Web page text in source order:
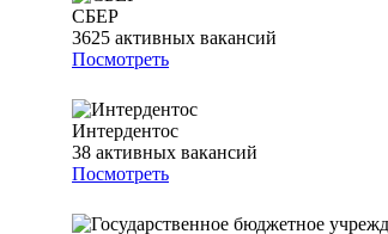
СБЕР
3625 активных вакансий
Посмотреть
Интердентос
38 активных вакансий
Посмотреть